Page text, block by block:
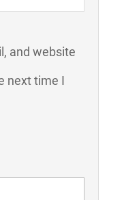
and website
next time I